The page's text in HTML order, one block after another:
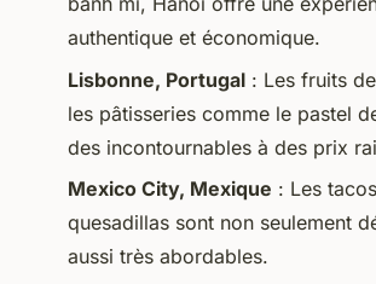
authentique et économique.
Lisbonne, Portugal : Les fruits
les pâtisseries comme le pastel
des incontournables à des prix
Mexico City, Mexique : Les
quesadillas sont non seulement
aussi très abordables.